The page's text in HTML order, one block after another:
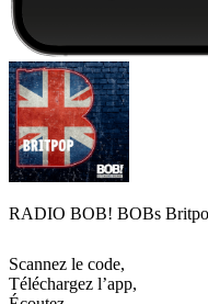
RADIO BOB! BOBs
Scannez le code,
Téléchargez l’app,